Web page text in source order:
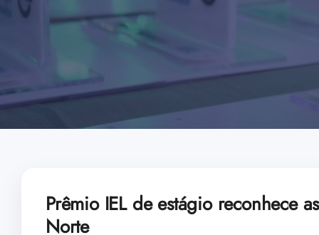
Prêmio IEL de estágio reconhece
Norte